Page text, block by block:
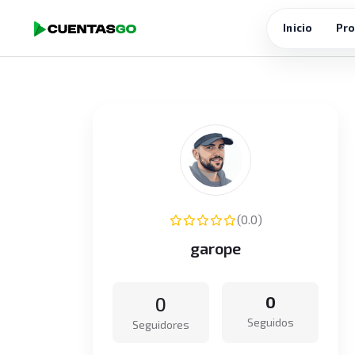
Inicio
(0.0)
garope
0
Seguidores
0
Seguidos